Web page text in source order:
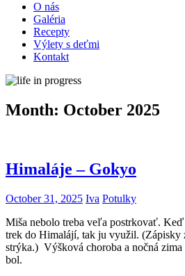
O nás
Galéria
Recepty
Výlety s deťmi
Kontakt
Month: October 2025
Himaláje – Gokyo
October 31, 2025 Iva Potulky
Miša nebolo treba veľa postrkovať.
trek do Himalájí, tak ju využil. (Zápisky
strýka.) Výšková choroba a nočná zima
bol.